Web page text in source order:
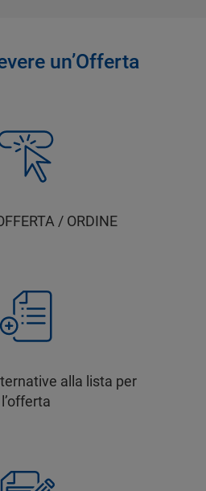
un’Offerta
/ ORDINE
alla lista per
l’offerta